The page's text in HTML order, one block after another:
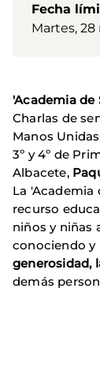
Fecha
Martes,
'Academia de
Charlas de
Manos
3º y 4º de
Albacete,
La 'Academia
recurso
niños y niñas
conociendo y
generosidad,
demás